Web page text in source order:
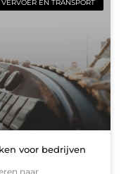
VERVOER EN TRANSPORT
voor bedrijven
naar